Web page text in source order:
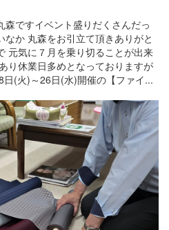
ですイベント盛りだくさんだっ
か 丸森をお引立て頂きありがと
元気に７月を乗り切ることが出来
り休業日多めとなっておりますが
日(火)～26日(水)開催の【ファイ...